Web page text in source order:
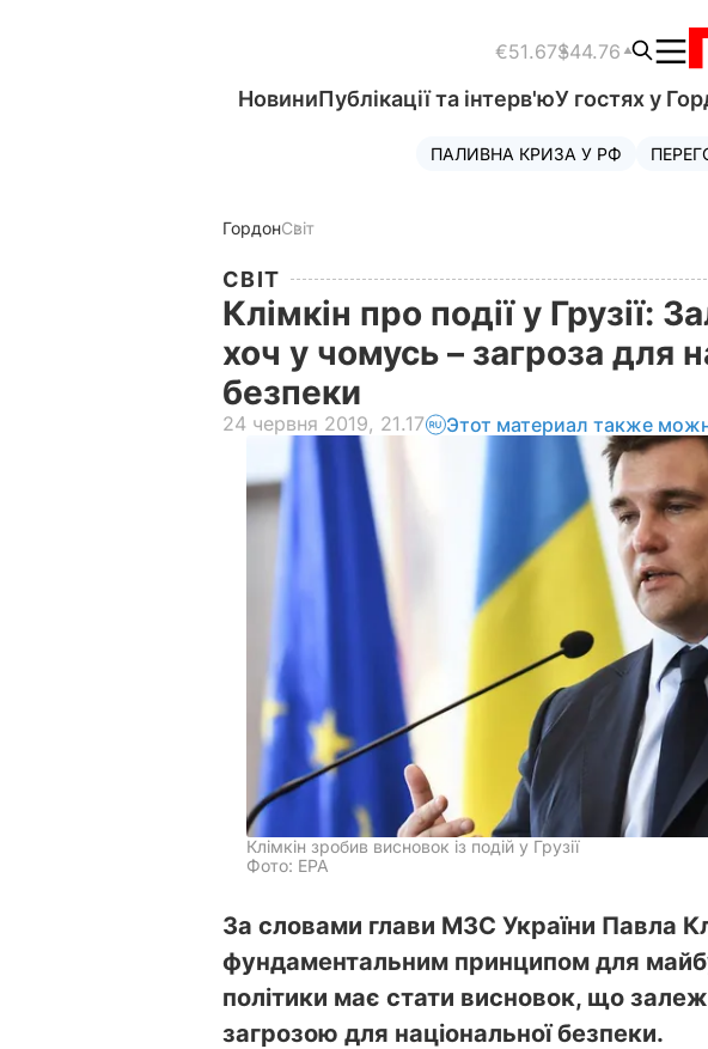
€51.67$44.76
НовиниПублікації та інтерв'юУ гостях у
ПАЛИВНА КРИЗА У РФ
ГордонСвіт
СВІТ
Клімкін про події у Грузії:
хоч у чомусь – загроза для
безпеки
24 червня 2019, 21.17 Этот материал также
Клімкін зробив висновок із подій у Грузії
Фото: ЕРА
За словами глави МЗС України Павла
фундаментальним принципом для
політики має стати висновок, що
загрозою для національної безпеки.